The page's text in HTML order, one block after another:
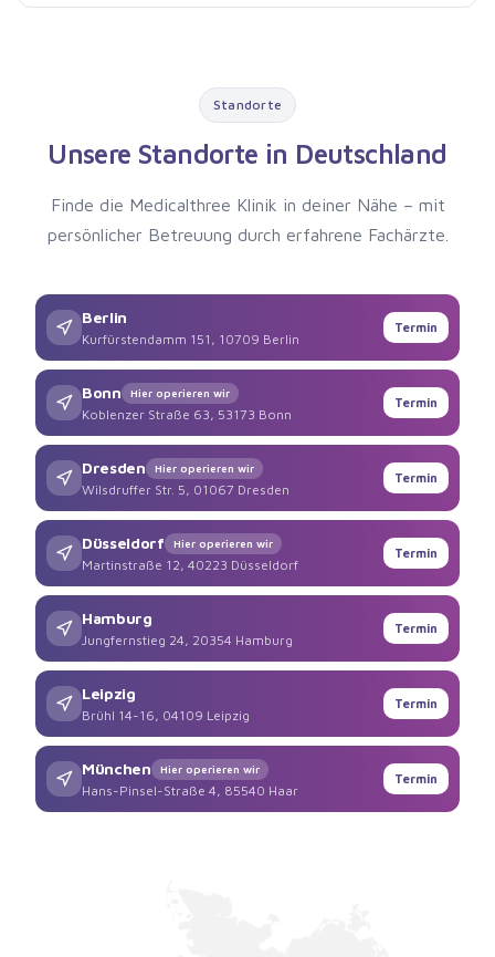
Standorte
Unsere Standorte in Deutschland
Finde die Medicalthree Klinik in deiner Nähe – mit
persönlicher Betreuung durch erfahrene Fachärzte.
Berlin
Kurfürstendamm 151, 10709 Berlin
Termin
Bonn Hier operieren wir
Koblenzer Straße 63, 53173 Bonn
Termin
Dresden Hier operieren wir
Wilsdruffer Str. 5, 01067 Dresden
Termin
Düsseldorf Hier operieren wir
Martinstraße 12, 40223 Düsseldorf
Termin
Hamburg
Jungfernstieg 24, 20354 Hamburg
Termin
Leipzig
Brühl 14-16, 04109 Leipzig
Termin
München Hier operieren wir
Hans-Pinsel-Straße 4, 85540 Haar
Termin